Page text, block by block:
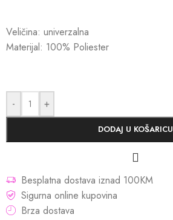
Veličina: univerzalna
Materijal: 100% Poliester
- +
DODAJ U KOŠARICU
Besplatna dostava iznad 100KM
Sigurna online kupovina
Brza dostava